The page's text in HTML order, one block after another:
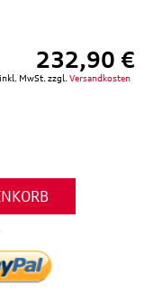
232,90 €
inkl. MwSt. zzgl. Versandkosten